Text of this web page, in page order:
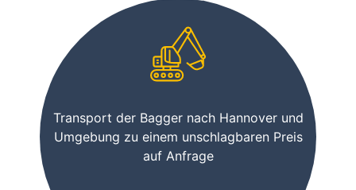
Transport der Bagger nach Hannover und
Umgebung zu einem unschlagbaren Preis
auf Anfrage